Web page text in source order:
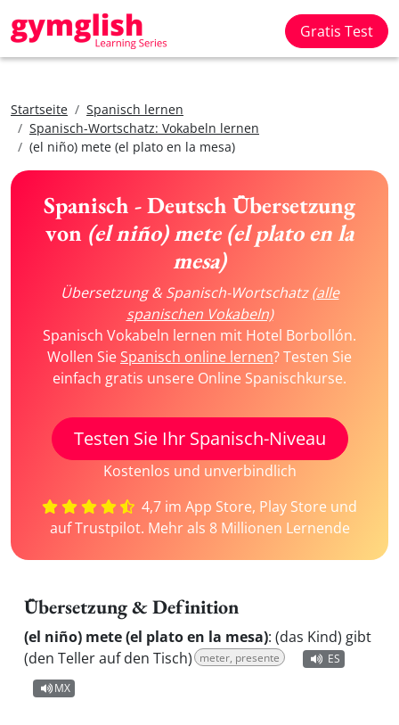
Gratis Test
Startseite
Spanisch lernen
Spanisch-Wortschatz: Vokabeln lernen
(el niño) mete (el plato en la mesa)
Spanisch - Deutsch Übersetzung
von (el niño) mete (el plato en la
mesa)
Übersetzung & Spanisch-Wortschatz(alle
spanischen Vokabeln)
Spanisch Vokabeln lernen mit Hotel Borbollón.
Wollen SieSpanisch online lernen? Testen Sie
einfach gratis unsere Online Spanischkurse.
Testen Sie Ihr Spanisch-Niveau
Kostenlos und unverbindlich
4,7 im App Store, Play Store und
auf Trustpilot. Mehr als 8 Millionen Lernende
Übersetzung & Definition
(el niño) mete (el plato en la mesa): (das Kind) gibt
(den Teller auf den Tisch) meter, presente
ES
MX